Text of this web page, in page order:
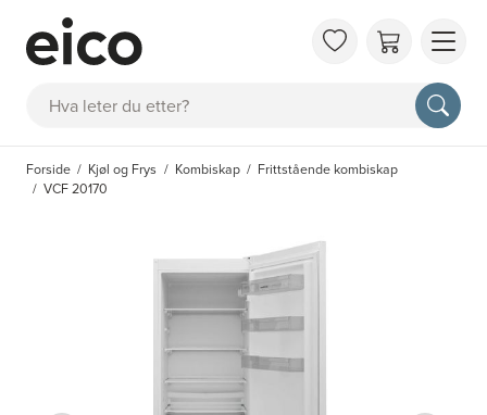
Søk
OM
FAQ
Forside Kjøl og Frys Kombiskap
Frittstående kombiskap
VCF 20170